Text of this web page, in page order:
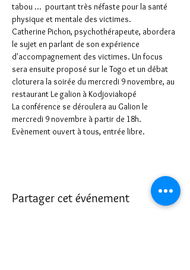
tabou ...  pourtant très néfaste pour la santé
physique et mentale des victimes.
Catherine Pichon, psychothérapeute, abordera
le sujet en parlant de son expérience
d'accompagnement des victimes. Un focus
sera ensuite proposé sur le Togo et un débat
cloturera la soirée du mercredi 9 novembre, au
restaurant Le galion à Kodjoviakopé
La conférence se déroulera au Galion le
mercredi 9 novembre à partir de 18h.
Evènement ouvert à tous, entrée libre.
Partager cet événement